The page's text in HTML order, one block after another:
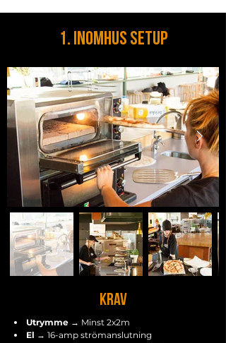
1. Inomhus setup
krav
Utrymme → Minst 2x2m
El → 16-amp strömanslutning